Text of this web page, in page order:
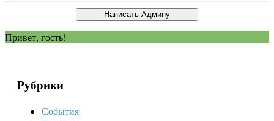
Привет, гость!
Рубрики
События